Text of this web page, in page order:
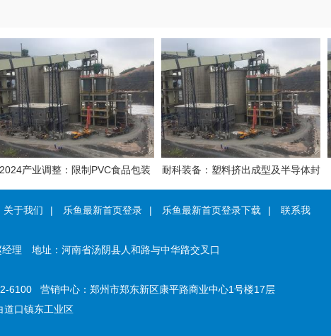
2024产业调整：限制PVC食品包装
合生产、废塑料土法炼油……
耐科装备：塑料挤出成型及半导体封
关于我们 | 乐鱼最新首页登录 | 乐鱼最新首页登录下载 |
联系我
经理 地址： 河南省汤阴县人和路与中华路交叉口
6100 营销中心： 郑州市郑东新区康平路商业中心1号楼17层
道口镇东工业区